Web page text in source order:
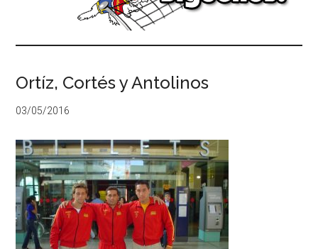
Ortíz, Cortés y Antolinos
03/05/2016